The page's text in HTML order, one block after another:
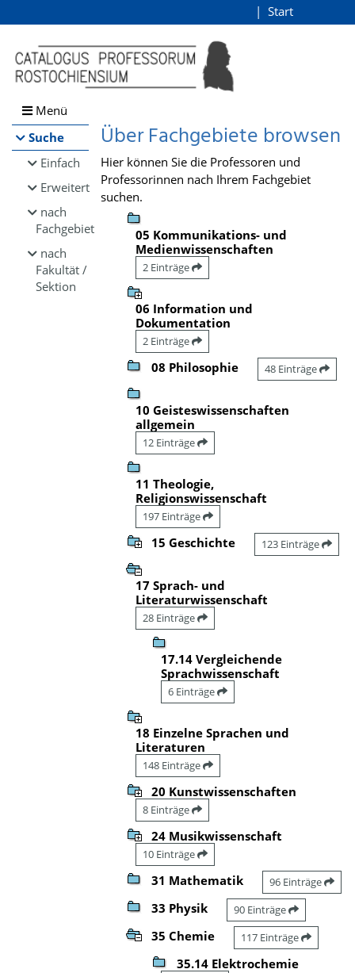
Browsen
direkt zum Inhalt
Start
Menü
Suche
Einfach
Erweitert
nach
Fachgebiet
nach
Fakultät /
Sektion
Über Fachgebiete browsen
Hier können Sie die Professoren und
Professorinnen nach Ihrem Fachgebiet
suchen.
05 Kommunikations- und
Medienwissenschaften
2 Einträge
06 Information und
Dokumentation
2 Einträge
08 Philosophie 48 Einträge
10 Geisteswissenschaften
allgemein
12 Einträge
11 Theologie,
Religionswissenschaft
197 Einträge
15 Geschichte 123 Einträge
17 Sprach- und
Literaturwissenschaft
28 Einträge
17.14 Vergleichende
Sprachwissenschaft
6 Einträge
18 Einzelne Sprachen und
Literaturen
148 Einträge
20 Kunstwissenschaften
8 Einträge
24 Musikwissenschaft
10 Einträge
31 Mathematik 96 Einträge
33 Physik 90 Einträge
35 Chemie 117 Einträge
35.14 Elektrochemie